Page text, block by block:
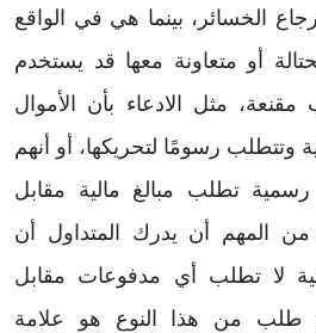
الخسائر، بينما هي في الواقع
أو متعاونة معها قد يستخدم
مقنعة، مثل الادعاء بأن الأموال
رسومًا لتحريكها، أو أنهم
تطلب مبالغ مالية مقابل
من المهم أن يدرك المتداول أن
لا تطلب أي مدفوعات مقابل
طلب من هذا النوع هو علامة